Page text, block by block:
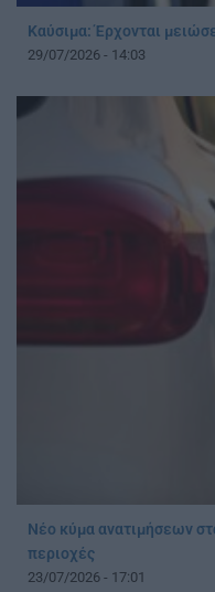
Καύσιμα: Έρχονται
29/07/2026 - 14:03
Νέο κύμα ανατιμήσεων
περιοχές
23/07/2026 - 17:01